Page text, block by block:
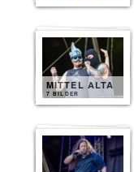
MITTEL ALTA
7 BILDER